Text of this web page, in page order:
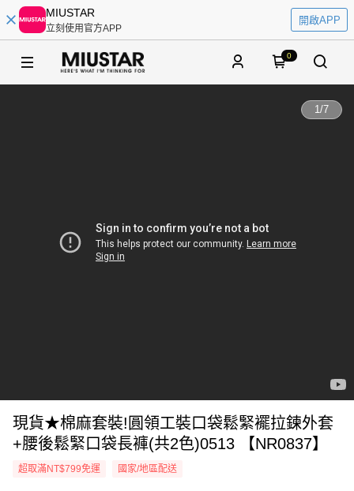
MIUSTAR
立刻使用官方APP
開啟APP
0
1/7
現貨★棉麻套裝!圓領工裝口袋鬆緊襬拉鍊外套
+腰後鬆緊口袋長褲(共2色)0513 【NR0837】
超取滿NT$799免運 國家/地區配送